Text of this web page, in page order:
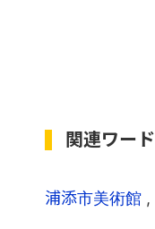
関連ワード
浦添市美術館